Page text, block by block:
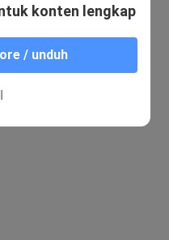
konten lengkap
/ unduh